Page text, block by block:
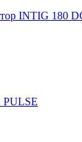
INTIG 180